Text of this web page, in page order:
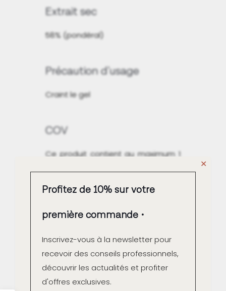
Extrait sec
58% (pondéral)
Précaution d'usage
Craint le gel
COV
Ce produit contient au maximum 1
Fabrication française
✕
Profitez de 10% sur votre
première commande
Inscrivez-vous à la newsletter pour
recevoir des conseils professionnels,
découvrir les actualités et profiter
d'offres exclusives.